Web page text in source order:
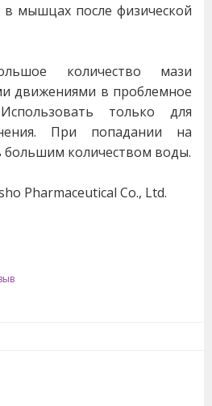
мышцах после физической
количество мази
движениями в проблемное
только для
При попадании на
большим количеством воды.
Pharmaceutical Co., Ltd.